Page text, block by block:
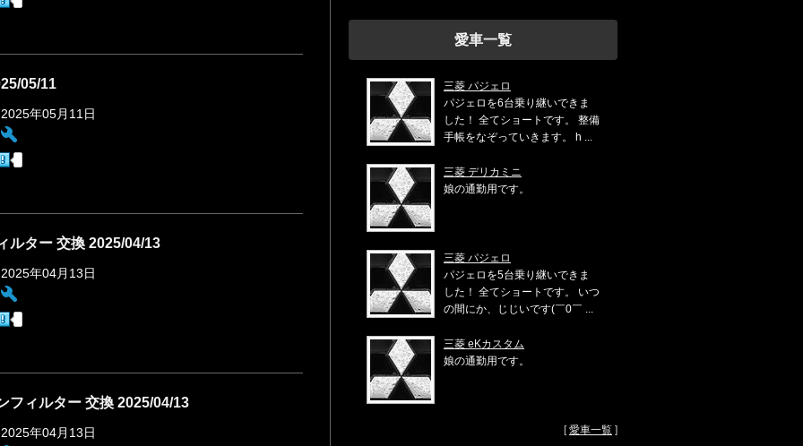
05/11
年05月11日
ルター 交換 2025/04/13
年04月13日
フィルター 交換 2025/04/13
年04月13日
愛車一覧
三菱 パジェロ
パジェロを6台乗り継いできま
した！ 全てショートです。 整備
手帳をなぞっていきます。 h ...
三菱 デリカミニ
娘の通勤用です。
三菱 パジェロ
パジェロを5台乗り継いできま
した！ 全てショートです。 いつ
の間にか、じじいです(￣0￣ ...
三菱 eKカスタム
娘の通勤用です。
[愛車一覧 ]